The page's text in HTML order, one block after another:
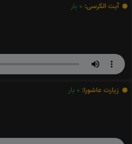
آیت الکرسی: 0 بار
زیارت عاشورا: 0 بار